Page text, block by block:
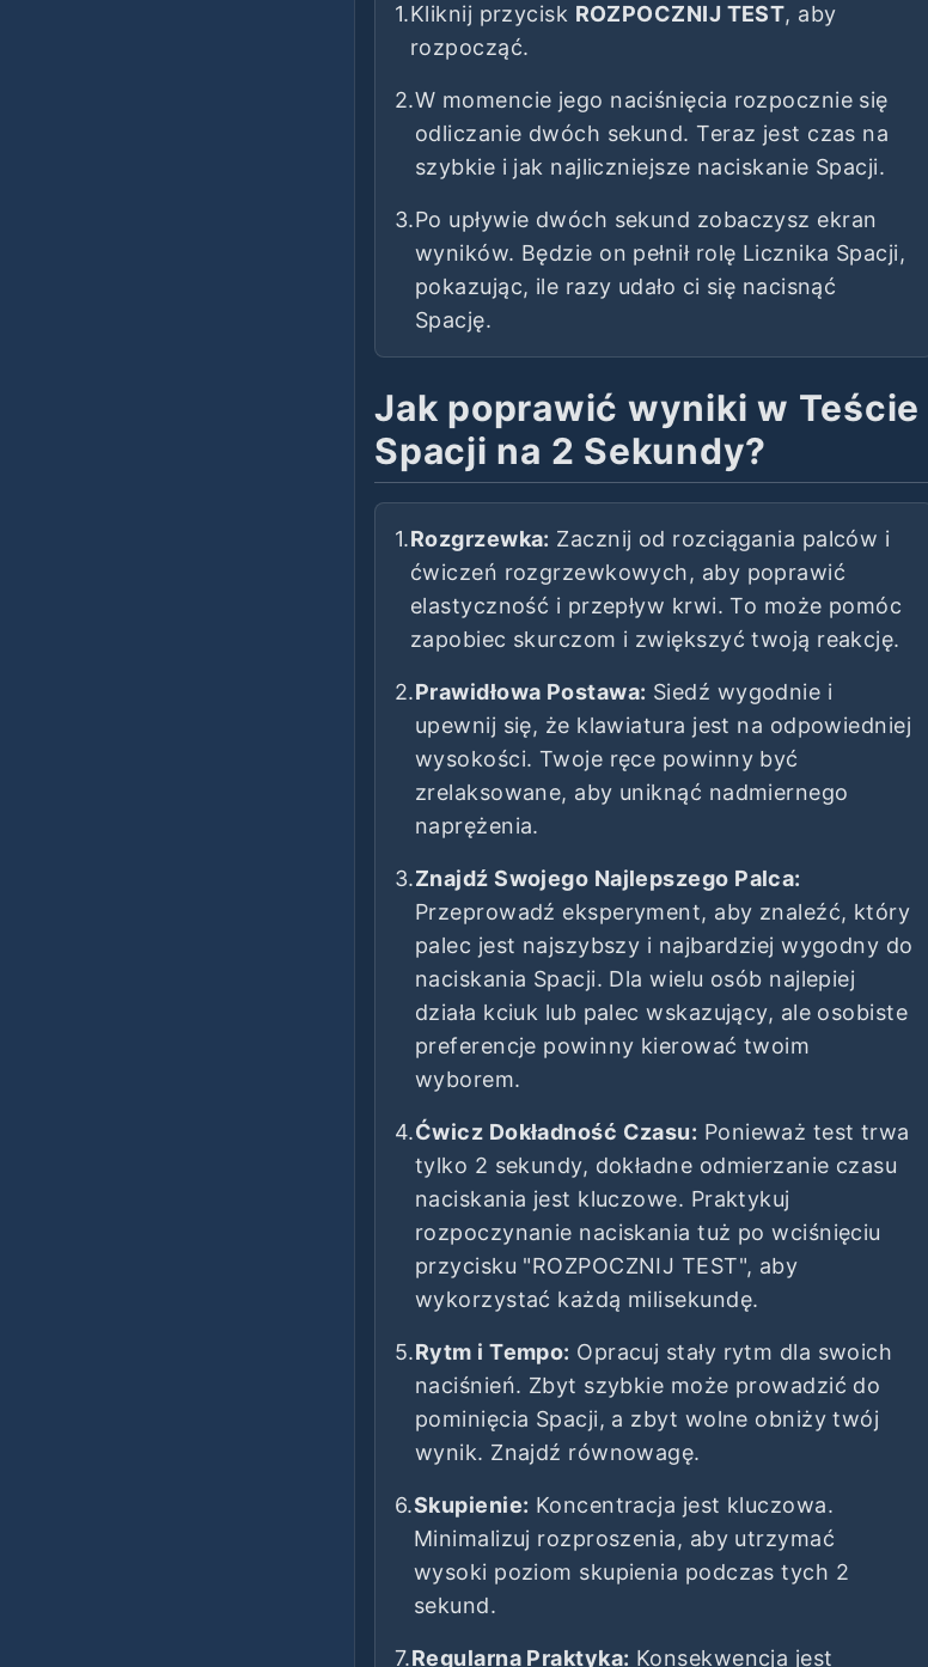
1.Kliknij przycisk ROZPOCZNIJ TEST, aby
rozpocząć.
2.W momencie jego naciśnięcia rozpocznie się
odliczanie dwóch sekund. Teraz jest czas na
szybkie i jak najliczniejsze naciskanie Spacji.
3.Po upływie dwóch sekund zobaczysz ekran
wyników. Będzie on pełnił rolę Licznika Spacji,
pokazując, ile razy udało ci się nacisnąć
Spację.
Jak poprawić wyniki w Teście
Spacji na 2 Sekundy?
1.Rozgrzewka: Zacznij od rozciągania palców i
ćwiczeń rozgrzewkowych, aby poprawić
elastyczność i przepływ krwi. To może pomóc
zapobiec skurczom i zwiększyć twoją reakcję.
2.Prawidłowa Postawa: Siedź wygodnie i
upewnij się, że klawiatura jest na odpowiedniej
wysokości. Twoje ręce powinny być
zrelaksowane, aby uniknąć nadmiernego
naprężenia.
3.Znajdź Swojego Najlepszego Palca:
Przeprowadź eksperyment, aby znaleźć, który
palec jest najszybszy i najbardziej wygodny do
naciskania Spacji. Dla wielu osób najlepiej
działa kciuk lub palec wskazujący, ale osobiste
preferencje powinny kierować twoim
wyborem.
4.Ćwicz Dokładność Czasu: Ponieważ test trwa
tylko 2 sekundy, dokładne odmierzanie czasu
naciskania jest kluczowe. Praktykuj
rozpoczynanie naciskania tuż po wciśnięciu
przycisku "ROZPOCZNIJ TEST", aby
wykorzystać każdą milisekundę.
5.Rytm i Tempo: Opracuj stały rytm dla swoich
naciśnień. Zbyt szybkie może prowadzić do
pominięcia Spacji, a zbyt wolne obniży twój
wynik. Znajdź równowagę.
6.Skupienie: Koncentracja jest kluczowa.
Minimalizuj rozproszenia, aby utrzymać
wysoki poziom skupienia podczas tych 2
sekund.
7.Regularna Praktyka: Konsekwencja jest